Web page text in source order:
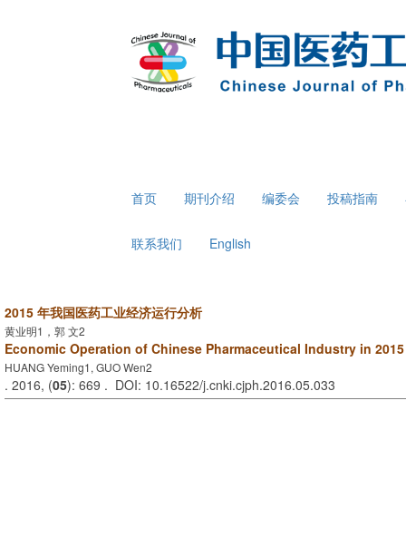
首页 期刊介绍 编委会 投稿指南
联系我们 English
2015 年我国医药工业经济运行分析
黄业明1，郭 文2
Economic Operation of Chinese Pharmaceutical Industry in 2015
HUANG Yeming1, GUO Wen2
. 2016, (05): 669 . DOI: 10.16522/j.cnki.cjph.2016.05.033